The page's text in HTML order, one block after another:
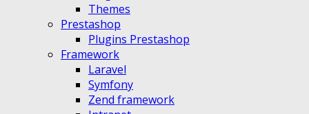
Themes
Prestashop
Plugins Prestashop
Framework
Laravel
Symfony
Zend framework